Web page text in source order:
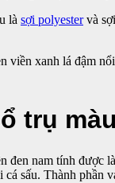
là sợi polyestervà
viền xanh lá đậm
trụ
đen nam tính được
cá sấu. Thành phần